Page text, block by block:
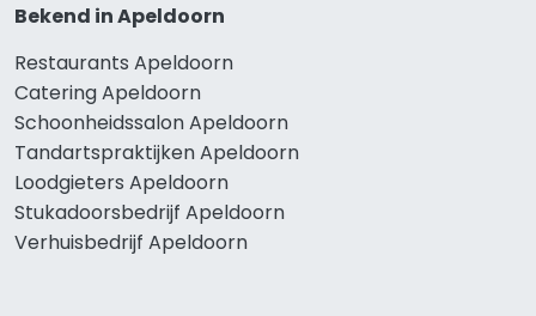
Bekend in Apeldoorn
Restaurants Apeldoorn
Catering Apeldoorn
Schoonheidssalon Apeldoorn
Tandartspraktijken Apeldoorn
Loodgieters Apeldoorn
Stukadoorsbedrijf Apeldoorn
Verhuisbedrijf Apeldoorn